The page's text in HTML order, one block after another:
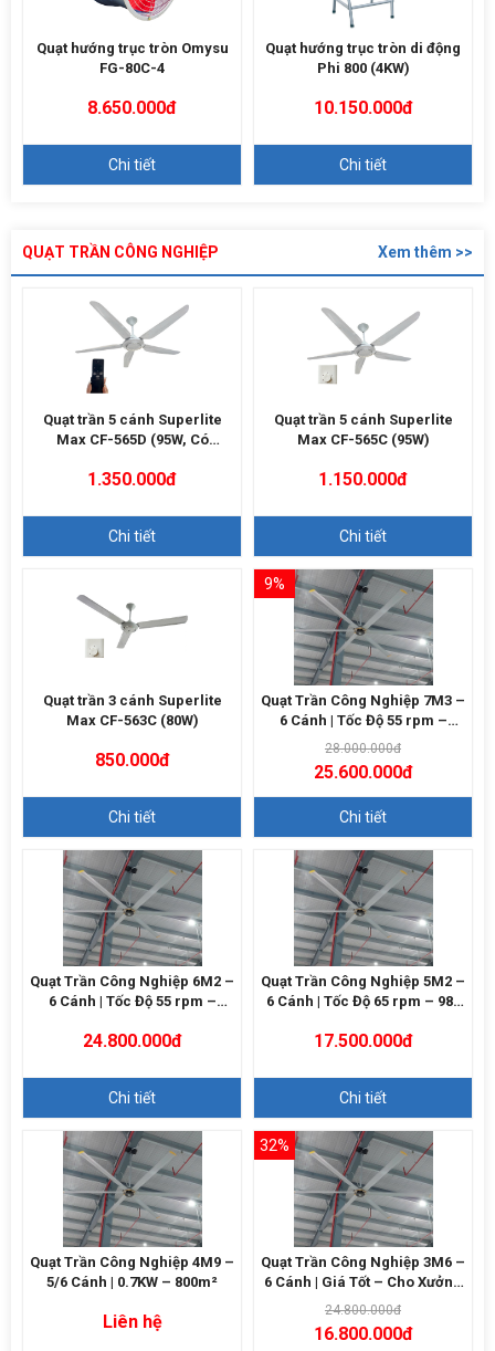
Quạt hướng trục tròn Omysu
FG-80C-4
8.650.000đ
Chi tiết
Quạt hướng trục tròn di động
Phi 800 (4KW)
10.150.000đ
Chi tiết
QUẠT TRẦN CÔNG NGHIỆP Xem thêm >>
Quạt trần 5 cánh Superlite
Max CF-565D (95W, Có
1.350.000đ
Chi tiết
Quạt trần 5 cánh Superlite
Max CF-565C (95W)
1.150.000đ
Chi tiết
Quạt trần 3 cánh Superlite
Max CF-563C (80W)
850.000đ
Chi tiết
9%
Quạt Trần Công Nghiệp 7M3 –
6 Cánh | Tốc Độ 55 rpm –
13500m3/h
28.000.000đ
25.600.000đ
Chi tiết
Quạt Trần Công Nghiệp 6M2 –
6 Cánh | Tốc Độ 55 rpm –
24.800.000đ
Chi tiết
Quạt Trần Công Nghiệp 5M2 –
6 Cánh | Tốc Độ 65 rpm – 980
17.500.000đ
Chi tiết
Quạt Trần Công Nghiệp 4M9 –
5/6 Cánh | 0.7KW – 800m²
Liên hệ
32%
Quạt Trần Công Nghiệp 3M6 –
6 Cánh | Giá Tốt – Cho Xưởng
Nhỏ
24.800.000đ
16.800.000đ